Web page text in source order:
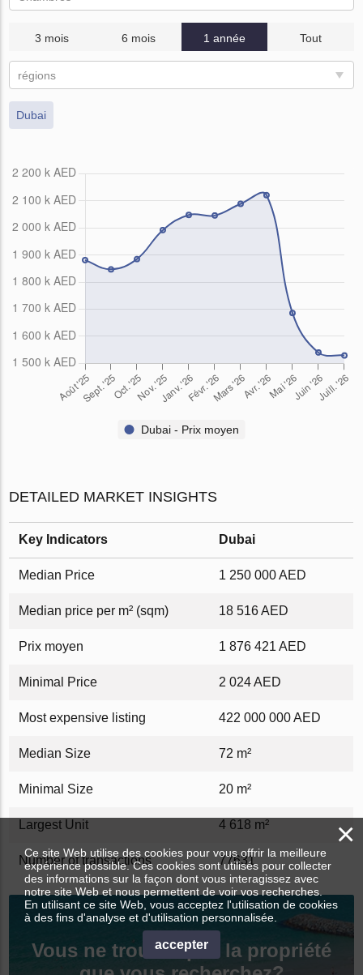
3 mois 6 mois 1 année Tout
régions
Dubai
Dubai - Prix ​​moyen
DETAILED MARKET INSIGHTS
Key Indicators Dubai
Median Price 1 250 000 AED
Median price per m² (sqm) 18 516 AED
Prix ​​moyen 1 876 421 AED
Minimal Price 2 024 AED
Most expensive listing 422 000 000 AED
Median Size 72 m²
Minimal Size 20 m²
Largest Unit 4 618 m²
Number of transactions 77631
Vous ne trouvez pas la propriété
×
Ce site Web utilise des cookies pour vous offrir la meilleure
expérience possible. Ces cookies sont utilisés pour collecter
des informations sur la façon dont vous interagissez avec
notre site Web et nous permettent de voir vos recherches.
En utilisant ce site Web, vous acceptez l'utilisation de cookies
à des fins d'analyse et d'utilisation personnalisée.
accepter